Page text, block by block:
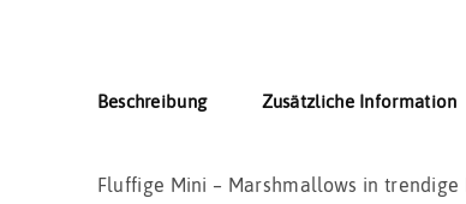
Beschreibung Zusätzliche Information
Fluffige Mini – Marshmallows in